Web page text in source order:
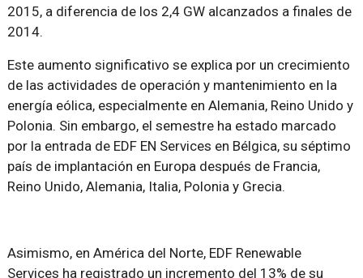
2015, a diferencia de los 2,4 GW alcanzados a finales de
2014.
Este aumento significativo se explica por un crecimiento
de las actividades de operación y mantenimiento en la
energía eólica, especialmente en Alemania, Reino Unido y
Polonia. Sin embargo, el semestre ha estado marcado
por la entrada de EDF EN Services en Bélgica, su séptimo
país de implantación en Europa después de Francia,
Reino Unido, Alemania, Italia, Polonia y Grecia.
Asimismo, en América del Norte, EDF Renewable
Services ha registrado un incremento del 13% de su